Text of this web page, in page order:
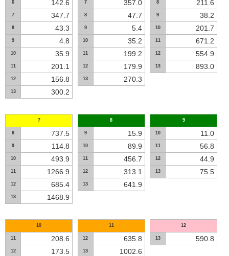
6 142.6
7 347.7
8 43.3
9 4.8
10 35.9
11 201.1
12 156.8
13 300.2
7 357.0
8 47.7
9 5.4
10 35.2
11 199.2
12 179.9
13 270.3
8 211.6
9 38.2
10 201.7
11 671.2
12 554.9
13 893.0
7
8 737.5
9 114.8
10 493.9
11 1266.9
12 685.4
13 1468.9
8
9 15.9
10 89.9
11 456.7
12 313.1
13 641.9
9
10 11.0
11 56.8
12 44.9
13 75.5
10
11 208.6
12 173.5
11
12 635.8
13 1002.6
12
13 590.8